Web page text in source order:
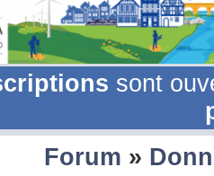
sont
Forum »